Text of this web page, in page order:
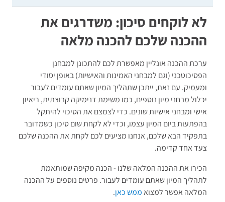
לא לוקחים סיכון: משדרגים את
ההכנה שלכם להכנה מלאה
ערכת ההכנה אונליין מאפשרת לכם להתכונן למבחנן
הפסיכוטכני (וגם למבחני האמינות והאישיות) באופן יסודי
ומעמיק. עם זאת, ייתכן שתהליך המיון שאתם עומדים לעבור
יכלול מבחני מיון נוספים, כמו משימת דנימיקה קבוצתית, ריאיון
אישי ומבחני אישיות שונים. כדי לצמצם את הסיכוי להיתקל
בהפתעות ביום המיון עצמו, וכדי לא לקחת שום סיכון כשמדובר
בתפקיד הבא שלכם, אנחנו מציעים לכם לקחת את ההכנה שלכם
צעד אחד קדימה.
הכירו את ההכנה המלאה שלנו - הכנה מקיפה שמותאמת
לתהליך המיון שאתם עומדים לעבור. פרטים נוספים על ההכנה
המלאה אפשר למצואממש כאן.